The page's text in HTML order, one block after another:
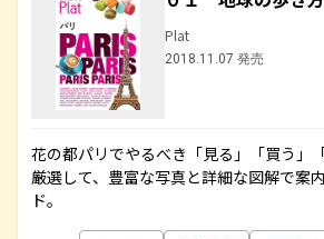
Plat
2018.11.07 発売
花の都パリでやるべき「見る」「買う」
厳選して、豊富な写真と詳細な図解で案
ド。